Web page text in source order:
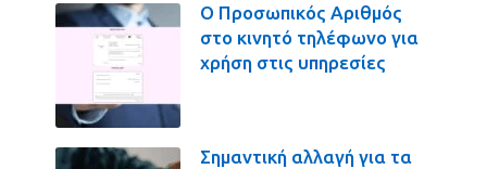
Ο Προσωπικός Αριθμός
στο κινητό τηλέφωνο για
χρήση στις υπηρεσίες
Σημαντική αλλαγή για τα